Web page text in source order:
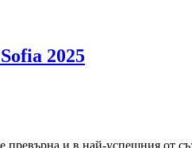
2025
превърна и в най-успешния от